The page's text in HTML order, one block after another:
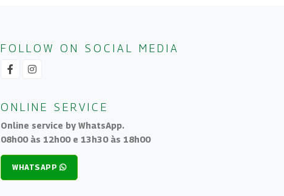
FOLLOW ON SOCIAL MEDIA
ONLINE SERVICE
Online service by WhatsApp.
08h00 às 12h00 e 13h30 às 18h00
WHATSAPP